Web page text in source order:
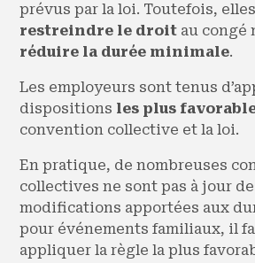
prévus par la loi. Toutefois,
restreindre le droit au congé
réduire la durée minimale.
Les employeurs sont tenus
dispositions les plus
convention collective et la loi.
En pratique, de nombreuses
collectives ne sont pas à jour
modifications apportées aux
pour événements familiaux, il
appliquer la règle la plus